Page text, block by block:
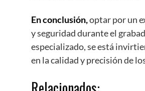
En conclusión,optar por un
y seguridad durante el
especializado, se está
en la calidad y precisión de